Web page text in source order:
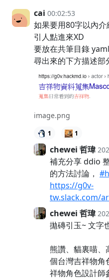
cai 00:02:53
如果要用80字以內
引人點進來XD
要放在共筆目錄
尋出來的下方描述部
image.png
1 1
chewei 哲瑋
補充分享 ddio
的方法討論，
https://g0v-
tw.slack.com/
chewei 哲瑋
拋磚引玉~ 文字
熊讚、貓裏喵、
個台灣吉祥物角
祥物角色設計師